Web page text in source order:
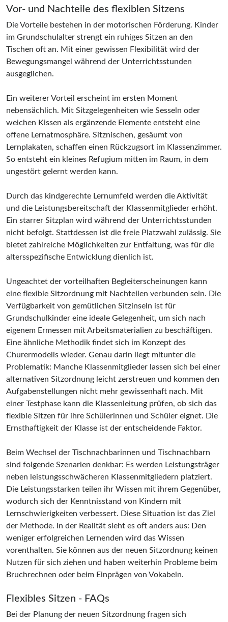
Vor- und Nachteile des flexiblen Sitzens
Die Vorteile bestehen in der motorischen Förderung. Kinder
im Grundschulalter strengt ein ruhiges Sitzen an den
Tischen oft an. Mit einer gewissen Flexibilität wird der
Bewegungsmangel während der Unterrichtsstunden
ausgeglichen.
Ein weiterer Vorteil erscheint im ersten Moment
nebensächlich. Mit Sitzgelegenheiten wie Sesseln oder
weichen Kissen als ergänzende Elemente entsteht eine
offene Lernatmosphäre. Sitznischen, gesäumt von
Lernplakaten, schaffen einen Rückzugsort im Klassenzimmer.
So entsteht ein kleines Refugium mitten im Raum, in dem
ungestört gelernt werden kann.
Durch das kindgerechte Lernumfeld werden die Aktivität
und die Leistungsbereitschaft der Klassenmitglieder erhöht.
Ein starrer Sitzplan wird während der Unterrichtsstunden
nicht befolgt. Stattdessen ist die freie Platzwahl zulässig. Sie
bietet zahlreiche Möglichkeiten zur Entfaltung, was für die
altersspezifische Entwicklung dienlich ist.
Ungeachtet der vorteilhaften Begleiterscheinungen kann
eine flexible Sitzordnung mit Nachteilen verbunden sein. Die
Verfügbarkeit von gemütlichen Sitzinseln ist für
Grundschulkinder eine ideale Gelegenheit, um sich nach
eigenem Ermessen mit Arbeitsmaterialien zu beschäftigen.
Eine ähnliche Methodik findet sich im Konzept des
Churermodells wieder. Genau darin liegt mitunter die
Problematik: Manche Klassenmitglieder lassen sich bei einer
alternativen Sitzordnung leicht zerstreuen und kommen den
Aufgabenstellungen nicht mehr gewissenhaft nach. Mit
einer Testphase kann die Klassenleitung prüfen, ob sich das
flexible Sitzen für ihre Schülerinnen und Schüler eignet. Die
Ernsthaftigkeit der Klasse ist der entscheidende Faktor.
Beim Wechsel der Tischnachbarinnen und Tischnachbarn
sind folgende Szenarien denkbar: Es werden Leistungsträger
neben leistungsschwächeren Klassenmitgliedern platziert.
Die Leistungsstarken teilen ihr Wissen mit ihrem Gegenüber,
wodurch sich der Kenntnisstand von Kindern mit
Lernschwierigkeiten verbessert. Diese Situation ist das Ziel
der Methode. In der Realität sieht es oft anders aus: Den
weniger erfolgreichen Lernenden wird das Wissen
vorenthalten. Sie können aus der neuen Sitzordnung keinen
Nutzen für sich ziehen und haben weiterhin Probleme beim
Bruchrechnen oder beim Einprägen von Vokabeln.
Flexibles Sitzen - FAQs
Bei der Planung der neuen Sitzordnung fragen sich